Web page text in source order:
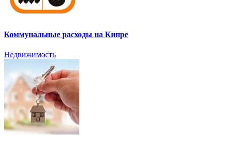
Коммунальные расходы на Кипре
Недвижимость